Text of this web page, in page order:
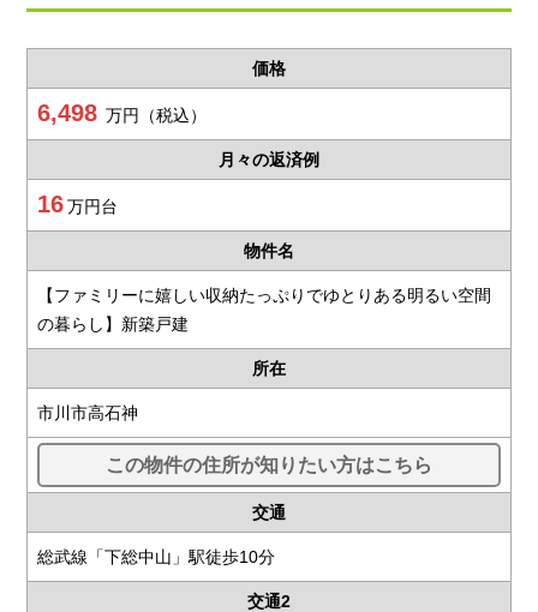
価格
6,498 万円（税込）
月々の返済例
16 万円台
物件名
【ファミリーに嬉しい収納たっぷりでゆとりある明るい空間
の暮らし】新築戸建
所在
市川市高石神
この物件の住所が知りたい方はこちら
交通
総武線「下総中山」駅徒歩10分
交通2